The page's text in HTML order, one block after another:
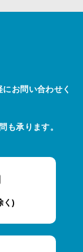
お問い合わせく
も承ります。
く)